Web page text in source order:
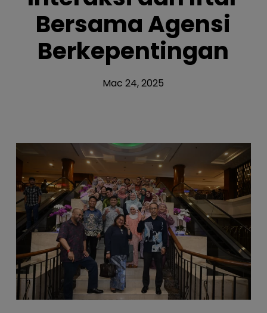
Bersama Agensi
Berkepentingan
Mac 24, 2025